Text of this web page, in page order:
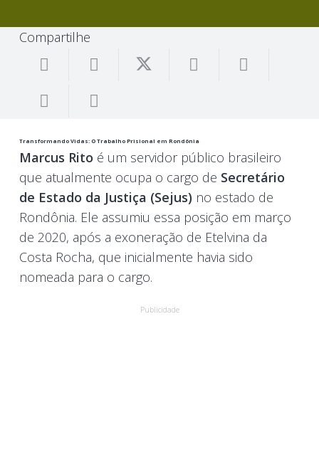
Compartilhe
Transformando Vidas: O Trabalho Prisional em Rondônia
Marcus Rito é um servidor público brasileiro
que atualmente ocupa o cargo de Secretário
de Estado da Justiça (Sejus) no estado de
Rondônia. Ele assumiu essa posição em março
de 2020, após a exoneração de Etelvina da
Costa Rocha, que inicialmente havia sido
nomeada para o cargo.
Publicidade